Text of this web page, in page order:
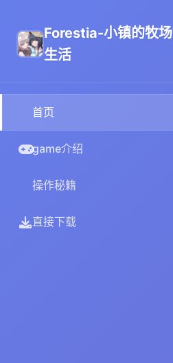
Forestia-小镇的牧场
生活
首页
game介绍
操作秘籍
直接下载